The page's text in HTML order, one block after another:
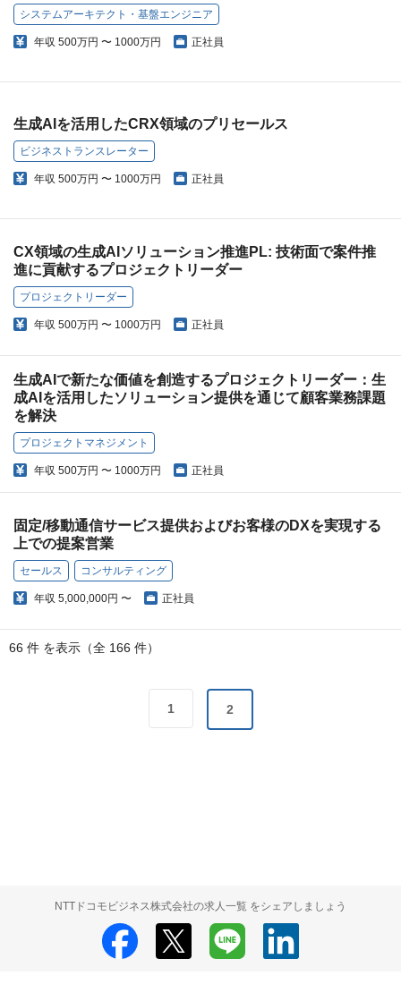
システムアーキテクト・基盤エンジニア
年収 500万円 〜 1000万円 正社員
生成AIを活用したCRX領域のプリセールス
ビジネストランスレーター
年収 500万円 〜 1000万円 正社員
CX領域の生成AIソリューション推進PL: 技術面で案件推
進に貢献するプロジェクトリーダー
プロジェクトリーダー
年収 500万円 〜 1000万円 正社員
生成AIで新たな価値を創造するプロジェクトリーダー：生
成AIを活用したソリューション提供を通じて顧客業務課題
を解決
プロジェクトマネジメント
年収 500万円 〜 1000万円 正社員
固定/移動通信サービス提供およびお客様のDXを実現する
上での提案営業
セールス コンサルティング
年収 5,000,000円 〜 正社員
66 件 を表示（全 166 件）
1 2
NTTドコモビジネス株式会社の求人一覧 をシェアしましょう